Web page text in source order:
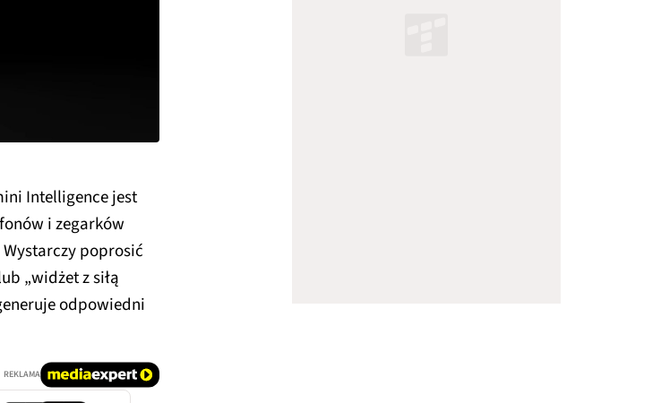
Intelligence jest
i zegarków
Wystarczy poprosić
„widżet z siłą
odpowiedni
REKLAMA